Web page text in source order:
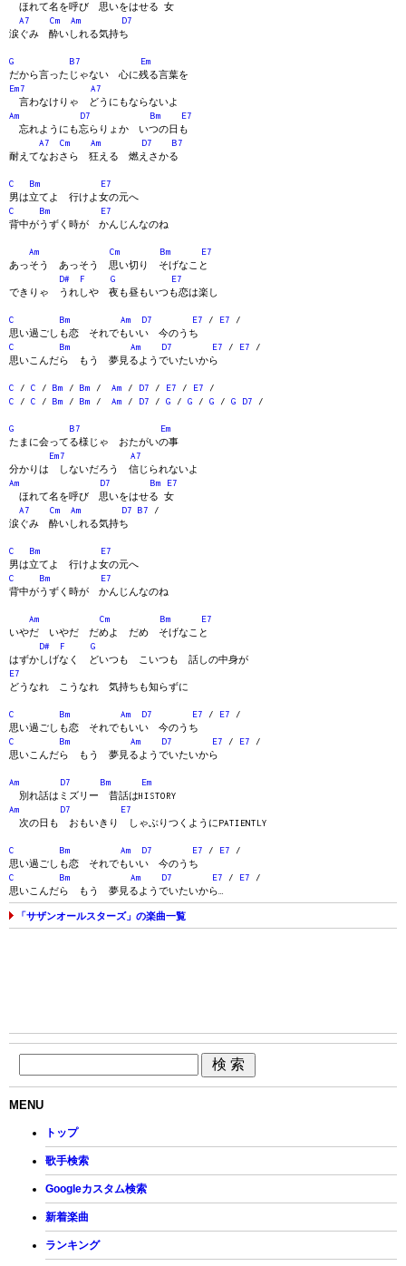
ほれて名を呼び 思いをはせる 女
A7
Cm Am
D7
涙ぐみ 酔いしれる気持ち
G B7
Em
だから言ったじゃない 心に残る言葉を
Em7
A7
言わなけりゃ どうにもならないよ
Am
D7 Bm
E7
忘れようにも忘らりょか いつの日も
A7
Cm Am D7
B7
耐えてなおさら 狂える 燃えさかる
C Bm
E7
男は立てよ 行けよ女の元へ
C
Bm
E7
背中がうずく時が かんじんなのね
Am Cm Bm
E7
あっそう あっそう 思い切り そげなこと
D#
F G
E7
できりゃ うれしや 夜も昼もいつも恋は楽し
C Bm Am D7 E7 / E7 /
思い過ごしも恋 それでもいい 今のうち
C
Bm Am D7 E7 / E7 /
思いこんだら もう 夢見るようでいたいから
C / C / Bm / Bm / Am / D7 / E7 / E7 /
C / C / Bm / Bm / Am / D7 / G / G / G / G D7 /
G B7
Em
たまに会ってる様じゃ おたがいの事
Em7
A7
分かりは しないだろう 信じられないよ
Am
D7 Bm
E7
ほれて名を呼び 思いをはせる 女
A7
Cm Am D7 B7 /
涙ぐみ 酔いしれる気持ち
C Bm
E7
男は立てよ 行けよ女の元へ
C
Bm
E7
背中がうずく時が かんじんなのね
Am Cm Bm
E7
いやだ いやだ だめよ だめ そげなこと
D#
F
G
はずかしげなく どいつも こいつも 話しの中身が
E7
どうなれ こうなれ 気持ちも知らずに
C Bm Am D7 E7 / E7 /
思い過ごしも恋 それでもいい 今のうち
C
Bm Am D7 E7 / E7 /
思いこんだら もう 夢見るようでいたいから
Am D7 Bm
Em
別れ話はミズリー 昔話はHISTORY
Am
D7
E7
次の日も おもいきり しゃぶりつくようにPATIENTLY
C Bm Am D7 E7 / E7 /
思い過ごしも恋 それでもいい 今のうち
C
Bm Am D7 E7 / E7 /
思いこんだら もう 夢見るようでいたいから…
「サザンオールスターズ」の楽曲一覧
MENU
トップ
歌手検索
Googleカスタム検索
新着楽曲
ランキング